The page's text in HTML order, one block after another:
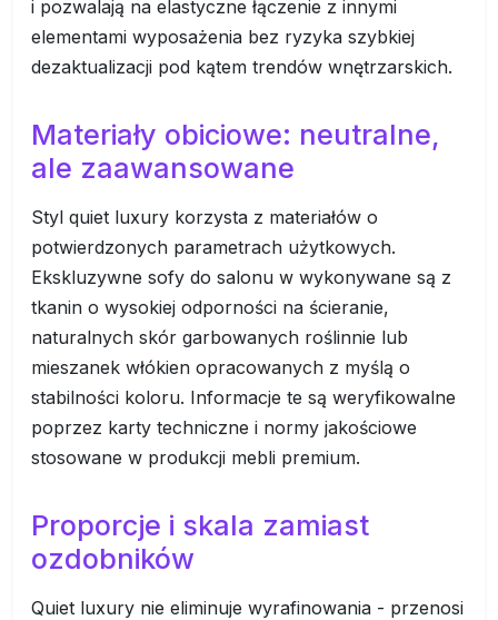
i pozwalają na elastyczne łączenie z innymi
elementami wyposażenia bez ryzyka szybkiej
dezaktualizacji pod kątem trendów wnętrzarskich.
Materiały obiciowe: neutralne,
ale zaawansowane
Styl quiet luxury korzysta z materiałów o
potwierdzonych parametrach użytkowych.
Ekskluzywne sofy do salonu w wykonywane są z
tkanin o wysokiej odporności na ścieranie,
naturalnych skór garbowanych roślinnie lub
mieszanek włókien opracowanych z myślą o
stabilności koloru. Informacje te są weryfikowalne
poprzez karty techniczne i normy jakościowe
stosowane w produkcji mebli premium.
Proporcje i skala zamiast
ozdobników
Quiet luxury nie eliminuje wyrafinowania - przenosi